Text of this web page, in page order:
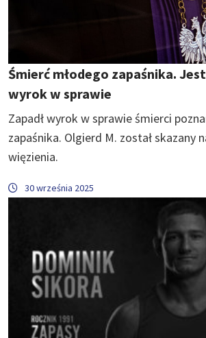
Śmierć młodego zapaśnika.
wyrok w sprawie
Zapadł wyrok w sprawie śmierci
zapaśnika. Olgierd M. został skazany
więzienia.
30 września 2025